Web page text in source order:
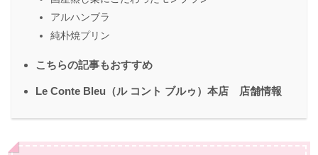
アルハンブラ
純朴焼プリン
こちらの記事もおすすめ
Le Conte Bleu（ル コント ブルゥ）本店 店舗情報